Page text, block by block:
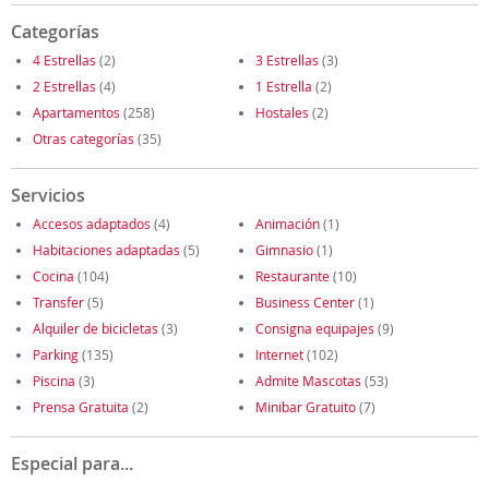
Categorías
4 Estrellas (2) 3 Estrellas (3)
2 Estrellas (4) 1 Estrella (2)
Apartamentos (258) Hostales (2)
Otras categorías (35)
Servicios
Accesos adaptados (4) Animación(1)
Habitaciones adaptadas (5) Gimnasio(1)
Cocina (104) Restaurante(10)
Transfer(5) Business Center(1)
Alquiler de bicicletas (3) Consigna equipajes (9)
Parking(135) Internet(102)
Piscina (3) Admite Mascotas (53)
Prensa Gratuita (2) Minibar Gratuito(7)
Especial para...